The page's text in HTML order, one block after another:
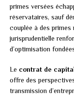
primes versées
réservataires, sauf
couplée à des
jurisprudentielle
d’optimisation
Le contrat de
offre des
transmission